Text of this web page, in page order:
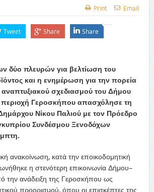
Print Email
Tweet Share Share
δύο πλευρών για βελτίωση του
και η ενημέρωση για την πορεία
σχεδιασμού του Δήμου
περιοχή Γεροσκήπου απασχόλησε τη
Νίκου Παλιού με τον Πρόεδρο
Συνδέσμου Ξενοδόχων
ανακοίνωση, κατά την εποικοδομητική
η στενότερη επικοινωνία Δήμου–
ανάδειξη της Γεροσκήπου ως
προορισμού, όπου οι επισκέπτες της